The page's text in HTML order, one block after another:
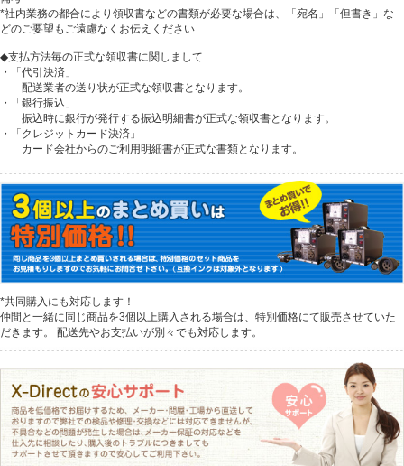
*社内業務の都合により領収書などの書類が必要な場合は、「宛名」「但書き」な
どのご要望もご遠慮なくお伝えください
◆支払方法毎の正式な領収書に関しまして
・「代引決済」
配送業者の送り状が正式な領収書となります。
・「銀行振込」
振込時に銀行が発行する振込明細書が正式な領収書となります。
・「クレジットカード決済」
カード会社からのご利用明細書が正式な書類となります。
*共同購入にも対応します！
仲間と一緒に同じ商品を3個以上購入される場合は、特別価格にて販売させていた
だきます。 配送先やお支払いが別々でも対応します。